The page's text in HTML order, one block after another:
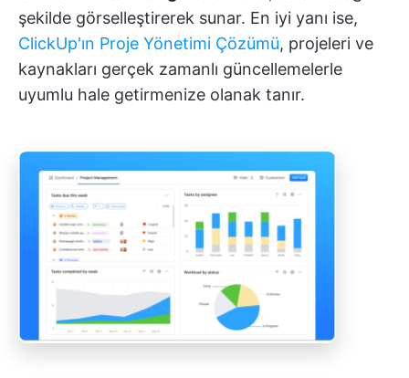
şekilde görselleştirerek sunar. En iyi yanı ise,
ClickUp'ın Proje Yönetimi Çözümü, projeleri ve
kaynakları gerçek zamanlı güncellemelerle
uyumlu hale getirmenize olanak tanır.